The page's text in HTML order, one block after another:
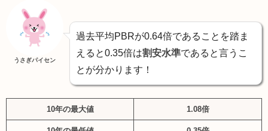
うさぎパイセン
過去平均PBRが0.64倍であることを踏ま
えると0.35倍は割安水準であると言うこ
とが分かります！
10年の最大値 1.08倍